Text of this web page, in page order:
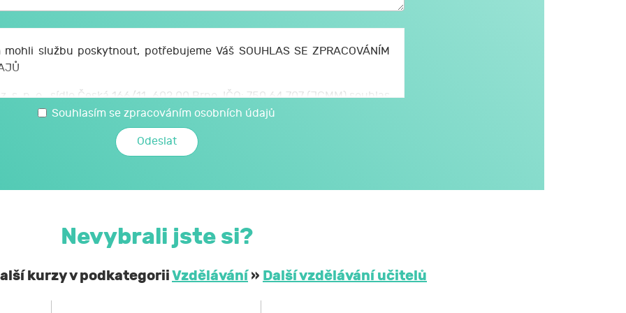
službu poskytnout, potřebujeme Váš SOUHLAS SE ZPRACOVÁNÍM
s. p. o., sídlo Česká 166/11, 602 00 Brno, IČO: 750 64 707 (JCMM) souhlas
svých osobních a citlivých údajů, které jsem uvedl/a v tomto formuláři,
poskytnu při kariérovém poradenství realizovaném JCMM.
a citlivými údaji může JCMM nakládat způsobem a v největším rozsahu
osobních údajů č. 2016/679, a to za účelem mé účasti na aktivitách
a citlivé údaje neposkytne bez mého souhlasu třetím osobám
a nadřízených orgánů. Svůj souhlas uděluji JCMM na dobu
Souhlasím se zpracováním osobních údajů
Nevybrali jste si?
kurzy v podkategoriiVzdělávání» Další vzdělávání učitelů